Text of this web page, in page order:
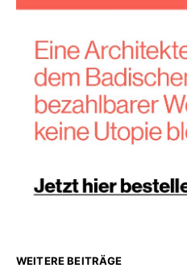
WEITERE BEITRÄGE